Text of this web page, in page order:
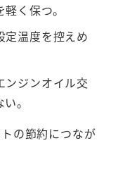
軽く保つ。
定温度を控えめ
ンジンオイル交
。
の節約につなが